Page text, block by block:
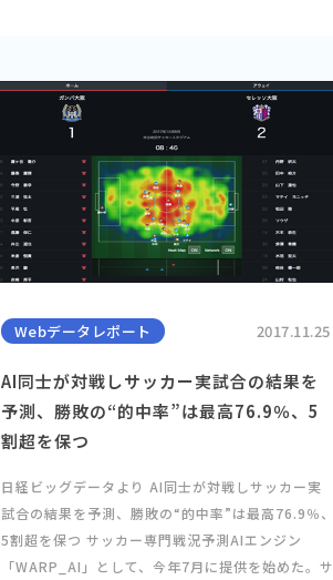
Webデータレポート 2017.11.25
AI同士が対戦しサッカー実試合の結果を
予測、勝敗の“的中率”は最高76.9％、5
割超を保つ
日経ビッグデータより AI同士が対戦しサッカー実
試合の結果を予測、勝敗の“的中率”は最高76.9％、
5割超を保つ サッカー専門戦況予測AIエンジン
「WARP_AI」として、今年7月に提供を始めた。サ